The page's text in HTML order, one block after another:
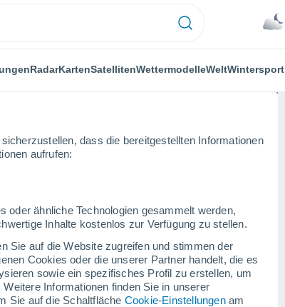
dass die bereitgestellten Informationen
aufrufen:
oder ähnliche Technologien gesammelt werden,
Inhalte kostenlos zur Verfügung zu stellen.
Sie auf die Website zugreifen und stimmen der
Cookies oder die unserer Partner handelt, die es
sowie ein spezifisches Profil zu erstellen, um
Informationen finden Sie in unserer
Sie auf die Schaltfläche Cookie-Einstellungenam
RadarKartenSatellitenWettermodelleWeltWintersport
Tage Vorhersage